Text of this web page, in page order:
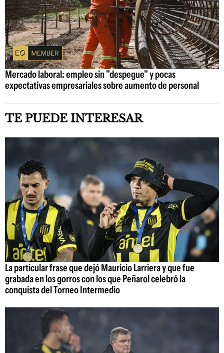
Mercado laboral: empleo sin "despegue" y pocas
expectativas empresariales sobre aumento de personal
TE PUEDE INTERESAR
La particular frase que dejó Mauricio Larriera y que fue
grabada en los gorros con los que Peñarol celebró la
conquista del Torneo Intermedio